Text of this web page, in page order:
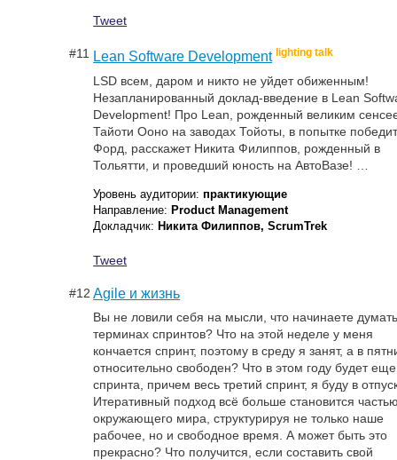
Tweet
#11 Lean Software Development lighting talk
LSD всем, даром и никто не уйдет обиженным!
Незапланированный доклад-введение в Lean
Development! Про Lean, рожденный великим
Тайоти Ооно на заводах Тойоты, в попытке
Форд, расскажет Никита Филиппов, рожденный в
Тольятти, и проведший юность на АвтоВазе! …
Уровень аудитории:практикующие
Направление:Product Management
Докладчик:Никита Филиппов, ScrumTrek
Tweet
#12 Agile и жизнь
Вы не ловили себя на мысли, что начинаете
терминах спринтов? Что на этой неделе у меня
кончается спринт, поэтому в среду я занят, а в
относительно свободен? Что в этом году будет
спринта, причем весь третий спринт, я буду в
Итеративный подход всё больше становится
окружающего мира, структурируя не только наше
рабочее, но и свободное время. А может быть это
прекрасно? Что получится, если составить свой